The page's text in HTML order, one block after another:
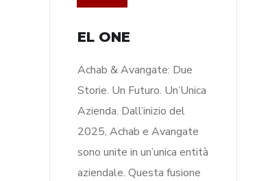
EL ONE
Achab & Avangate: Due
Storie. Un Futuro. Un’Unica
Azienda. Dall’inizio del
2025, Achab e Avangate
sono unite in un’unica entità
aziendale. Questa fusione